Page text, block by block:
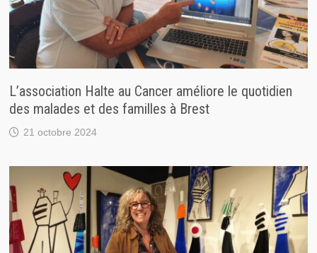
L’association Halte au Cancer améliore le quotidien
des malades et des familles à Brest
21 octobre 2024